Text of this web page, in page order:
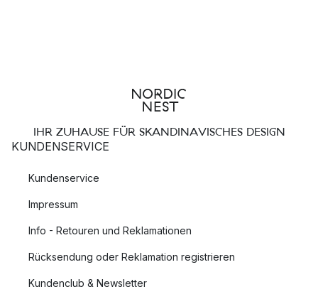
IHR ZUHAUSE FÜR SKANDINAVISCHES DESIGN
KUNDENSERVICE
Kundenservice
Impressum
Info - Retouren und Reklamationen
Rücksendung oder Reklamation registrieren
Kundenclub & Newsletter